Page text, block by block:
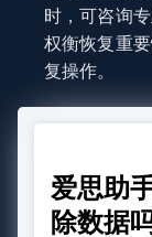
时，可咨询
权衡恢复重
复操作。
爱思助
除数据